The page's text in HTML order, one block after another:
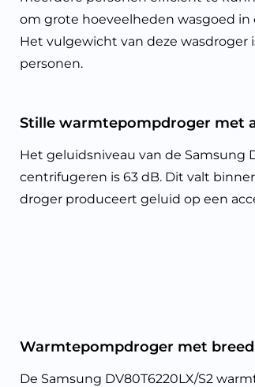
om grote hoeveelheden wasgoed
Het vulgewicht van deze wasdroger
personen.
Stille warmtepompdroger met
Het geluidsniveau van de Samsung
centrifugeren is 63 dB. Dit valt
droger produceert geluid op een
Warmtepompdroger met breed
De Samsung DV80T6220LX/S2